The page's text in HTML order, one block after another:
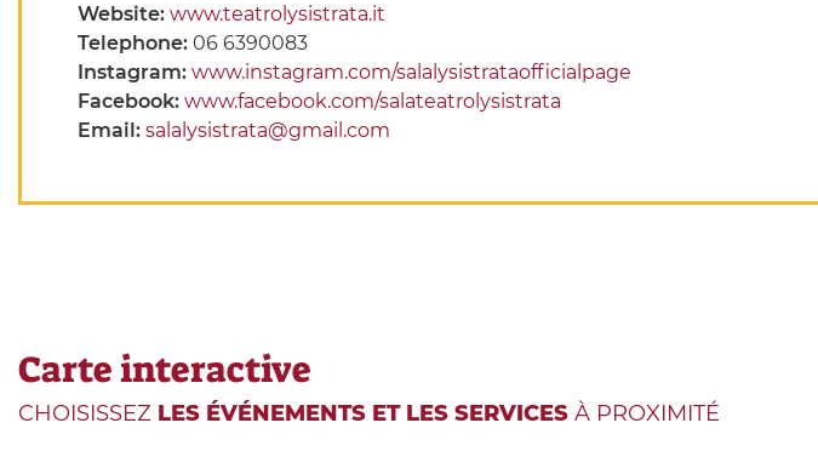
Website: www.teatrolysistrata.it
Telephone: 06 6390083
Instagram: www.instagram.com/salalysistrataofficialpage
Facebook: www.facebook.com/salateatrolysistrata
Email: salalysistrata@gmail.com
Carte interactive
CHOISISSEZ LES ÉVÉNEMENTS ET LES SERVICES À PROXIMITÉ